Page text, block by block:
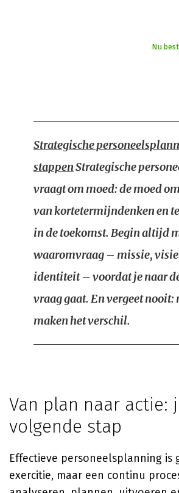
Nu
Strategische
stappenStrategische
vraagt om moed: de moed
van kortetermijndenken en
in de toekomst. Begin altijd
waaromvraag – missie,
identiteit – voordat je naar
vraag gaat. En vergeet nooit:
maken het verschil.
Van plan naar actie:
volgende stap
Effectieve personeelsplanning is
exercitie, maar een continu